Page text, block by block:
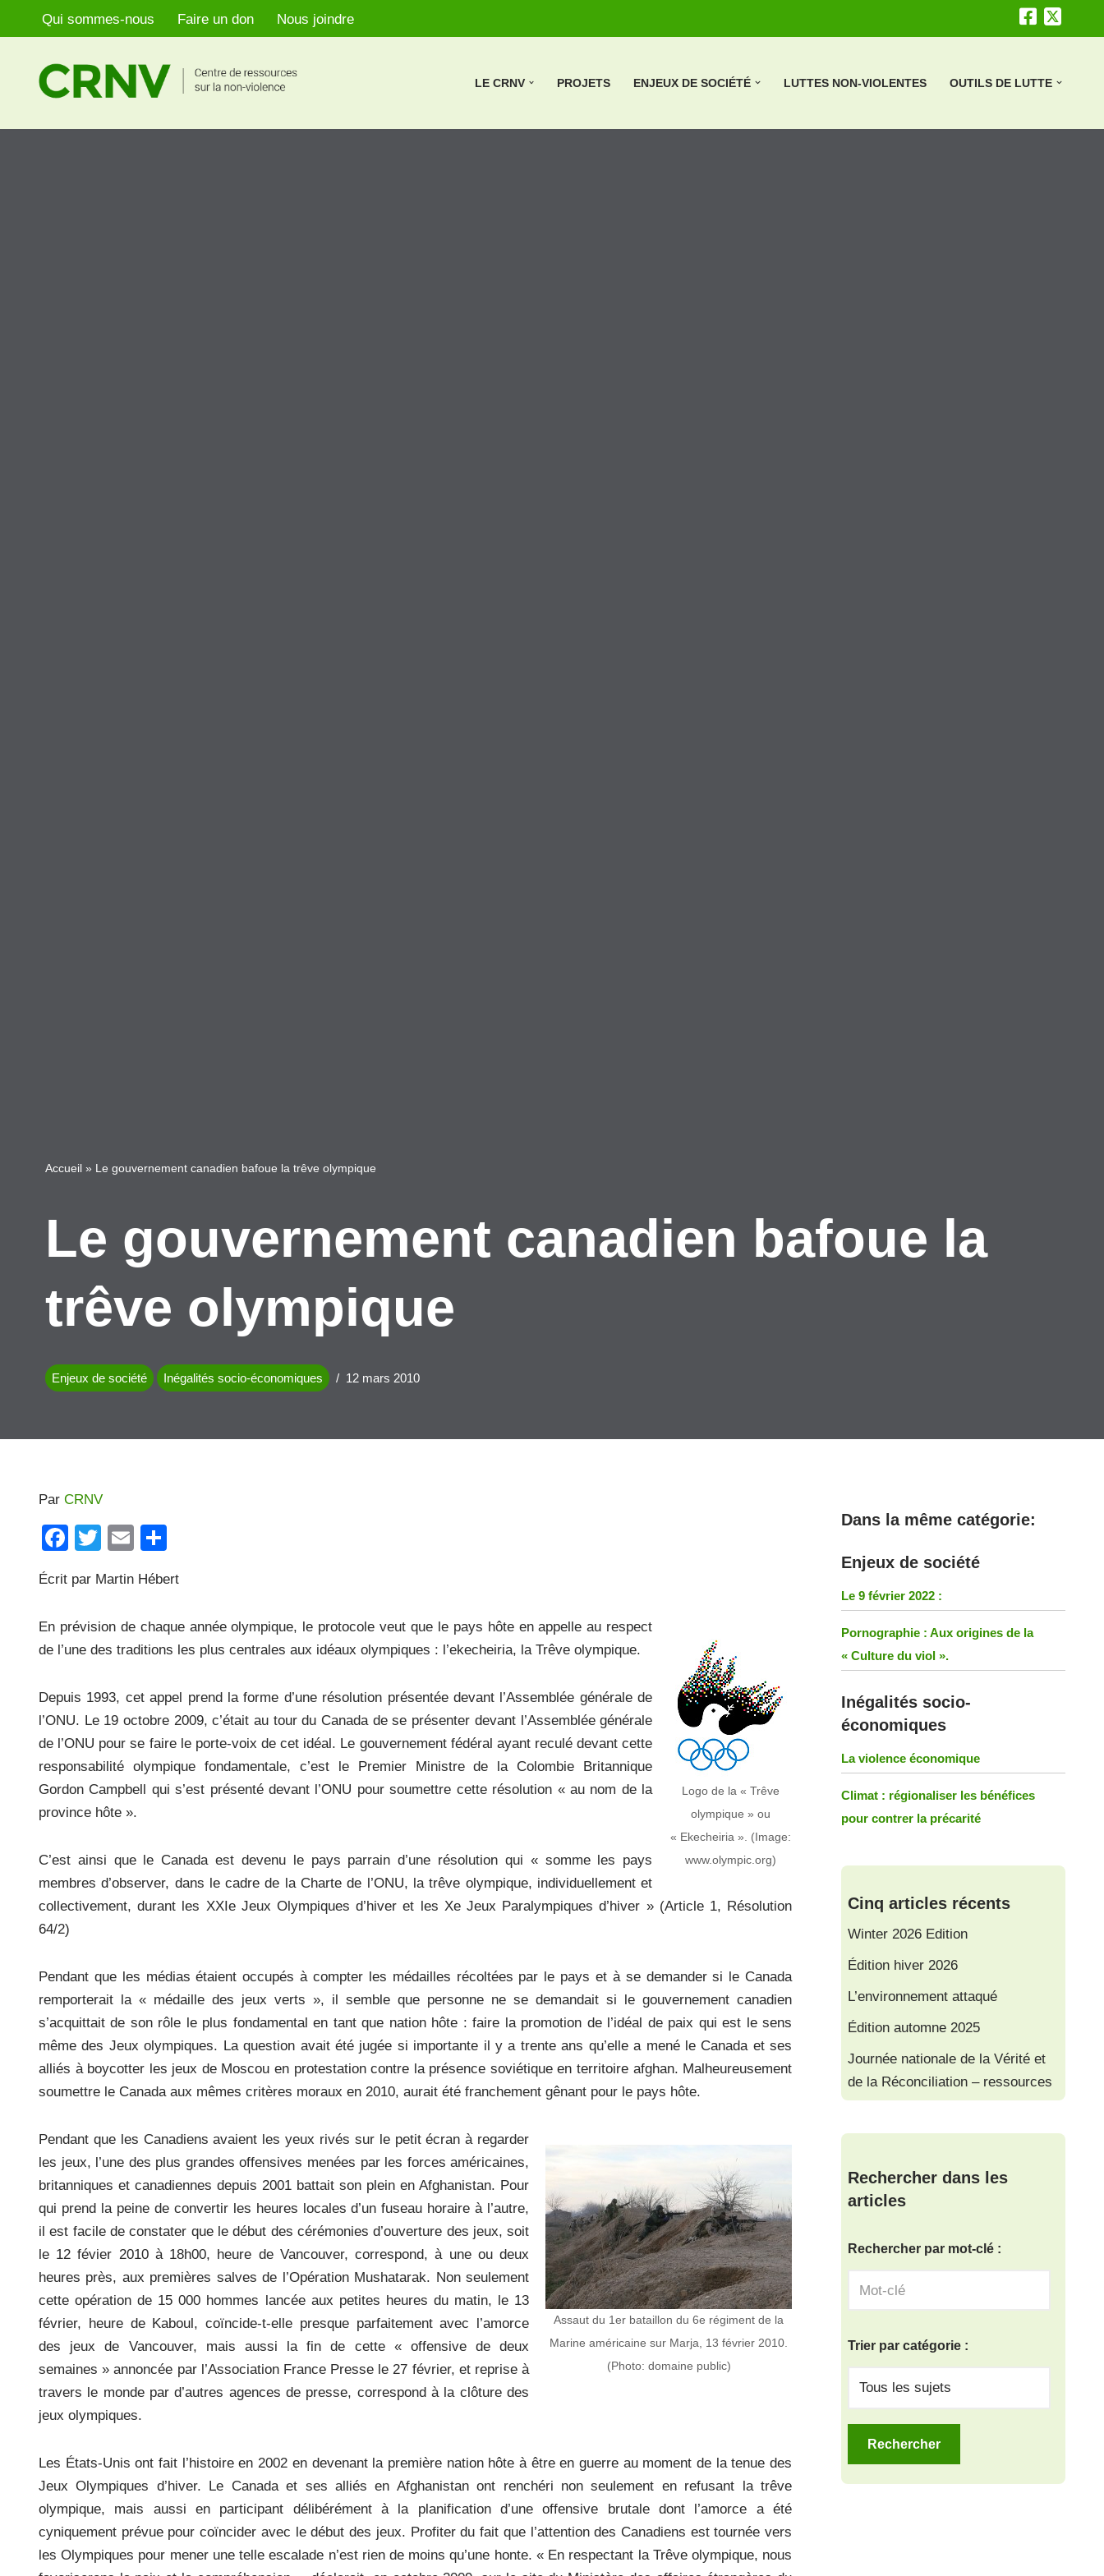
contenu
Qui sommes-nous Faire un don Nous joindre
LE CRNV PROJETS ENJEUX DE SOCIÉTÉ LUTTES NON-VIOLENTES OUTILS DE LUTTE
Accueil » Le gouvernement canadien bafoue la trêve olympique
Le gouvernement canadien bafoue la
trêve olympique
Enjeux de société Inégalités socio-économiques 12 mars 2010
Par CRNV
F
c
e
b
o
k
T
tt
er
E
ail ta
g
er
Écrit par Martin Hébert
Logo de la « Trêve
olympique » ou
« Ekecheiria ». (Image:
www.olympic.org)
En prévision de chaque année olympique, le protocole veut que le pays hôte en appelle au respect
de l’une des traditions les plus centrales aux idéaux olympiques : l’ekecheiria, la Trêve olympique.
Depuis 1993, cet appel prend la forme d’une résolution présentée devant l’Assemblée générale de
l’ONU. Le 19 octobre 2009, c’était au tour du Canada de se présenter devant l’Assemblée générale
de l’ONU pour se faire le porte-voix de cet idéal. Le gouvernement fédéral ayant reculé devant cette
responsabilité olympique fondamentale, c’est le Premier Ministre de la Colombie Britannique
Gordon Campbell qui s’est présenté devant l’ONU pour soumettre cette résolution « au nom de la
province hôte ».
C’est ainsi que le Canada est devenu le pays parrain d’une résolution qui « somme les pays
membres d’observer, dans le cadre de la Charte de l’ONU, la trêve olympique, individuellement et
collectivement, durant les XXIe Jeux Olympiques d’hiver et les Xe Jeux Paralympiques d’hiver » (Article 1, Résolution
64/2)
Pendant que les médias étaient occupés à compter les médailles récoltées par le pays et à se demander si le Canada
remporterait la « médaille des jeux verts », il semble que personne ne se demandait si le gouvernement canadien
s’acquittait de son rôle le plus fondamental en tant que nation hôte : faire la promotion de l’idéal de paix qui est le sens
même des Jeux olympiques. La question avait été jugée si importante il y a trente ans qu’elle a mené le Canada et ses
alliés à boycotter les jeux de Moscou en protestation contre la présence soviétique en territoire afghan. Malheureusement
soumettre le Canada aux mêmes critères moraux en 2010, aurait été franchement gênant pour le pays hôte.
Assaut du 1er bataillon du 6e régiment de la
Marine américaine sur Marja, 13 février 2010.
(Photo: domaine public)
Pendant que les Canadiens avaient les yeux rivés sur le petit écran à regarder
les jeux, l’une des plus grandes offensives menées par les forces américaines,
britanniques et canadiennes depuis 2001 battait son plein en Afghanistan. Pour
qui prend la peine de convertir les heures locales d’un fuseau horaire à l’autre,
il est facile de constater que le début des cérémonies d’ouverture des jeux, soit
le 12 févier 2010 à 18h00, heure de Vancouver, correspond, à une ou deux
heures près, aux premières salves de l’Opération Mushatarak. Non seulement
cette opération de 15 000 hommes lancée aux petites heures du matin, le 13
février, heure de Kaboul, coïncide-t-elle presque parfaitement avec l’amorce
des jeux de Vancouver, mais aussi la fin de cette « offensive de deux
semaines » annoncée par l’Association France Presse le 27 février, et reprise à
travers le monde par d’autres agences de presse, correspond à la clôture des
jeux olympiques.
Les États-Unis ont fait l’histoire en 2002 en devenant la première nation hôte à être en guerre au moment de la tenue des
Jeux Olympiques d’hiver. Le Canada et ses alliés en Afghanistan ont renchéri non seulement en refusant la trêve
olympique, mais aussi en participant délibérément à la planification d’une offensive brutale dont l’amorce a été
cyniquement prévue pour coïncider avec le début des jeux. Profiter du fait que l’attention des Canadiens est tournée vers
les Olympiques pour mener une telle escalade n’est rien de moins qu’une honte. « En respectant la Trêve olympique, nous
Dans la même catégorie:
Enjeux de société
Le 9 février 2022 :
Pornographie : Aux origines de la
« Culture du viol ».
Inégalités socio-
économiques
La violence économique
Climat : régionaliser les bénéfices
pour contrer la précarité
Cinq articles récents
Winter 2026 Edition
Édition hiver 2026
L’environnement attaqué
Édition automne 2025
Journée nationale de la Vérité et
de la Réconciliation – ressources
Rechercher dans les
articles
Rechercher par mot-clé :
Trier par catégorie :